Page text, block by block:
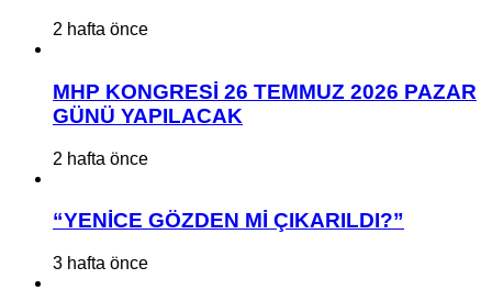
2 hafta önce
MHP KONGRESİ 26 TEMMUZ 2026 PAZAR
GÜNÜ YAPILACAK
2 hafta önce
“YENİCE GÖZDEN Mİ ÇIKARILDI?”
3 hafta önce